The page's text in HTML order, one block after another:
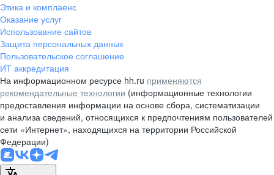
pr@rabota.by
Алматы
пр. Абая, д. 151, БЦ Алатау,
12 этаж, офис 1209
+7 727 232-13-13
pr@headhunter.com.kz
Этика и комплаенс
Оказание услуг
Использование сайтов
Защита персональных данных
Пользовательское соглашение
ИТ аккредитация
На информационном ресурсе hh.ru применяются
рекомендательные технологии (информационные технологии
предоставления информации на основе сбора, систематизации
и анализа сведений, относящихся к предпочтениям пользователей
сети «Интернет», находящихся на территории Российской
Федерации)